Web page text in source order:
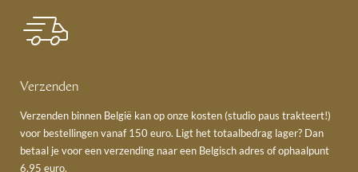
Verzenden
Verzenden binnen België kan op onze kosten (studio paus trakteert!)
voor bestellingen vanaf 150 euro. Ligt het totaalbedrag lager? Dan
betaal je voor een verzending naar een Belgisch adres of ophaalpunt
6,95 euro.